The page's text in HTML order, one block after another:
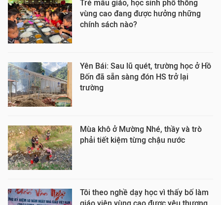
Trẻ mẫu giáo, học sinh phổ thông
vùng cao đang được hưởng những
chính sách nào?
Yên Bái: Sau lũ quét, trường học ở Hồ
Bốn đã sẵn sàng đón HS trở lại
trường
Mùa khô ở Mường Nhé, thầy và trò
phải tiết kiệm từng chậu nước
Tôi theo nghề dạy học vì thấy bố làm